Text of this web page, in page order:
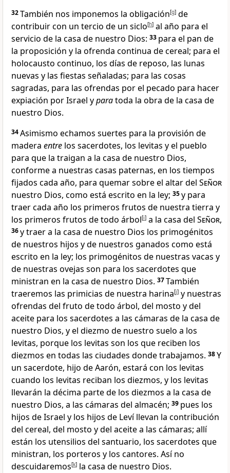
32También nos imponemos la obligación[g] de
contribuir con un tercio de un siclo[h] al año para el
servicio de la casa de nuestro Dios: 33 para el pan de
la proposición y la ofrenda continua de cereal; para el
holocausto continuo, los días de reposo, las lunas
nuevas y las fiestas señaladas; para las cosas
sagradas, para las ofrendas por el pecado para hacer
expiación por Israel yparatoda la obra de la casa de
nuestro Dios.
34Asimismo echamos suertes para la provisión de
madera entre los sacerdotes, los levitas y el pueblo
para que la traigan a la casa de nuestro Dios,
conforme a nuestras casas paternas, en los tiempos
fijados cada año, para quemar sobre el altar del Señor
nuestro Dios, como está escrito en la ley; 35y para
traer cada año los primeros frutos de nuestra tierra y
los primeros frutos de todo árbol[i] a la casa del Señor,
36y traer a la casa de nuestro Dios los primogénitos
de nuestros hijos y de nuestros ganados como está
escrito en la ley; los primogénitos de nuestras vacas y
de nuestras ovejas son para los sacerdotes que
ministran en la casa de nuestro Dios. 37También
traeremos las primicias de nuestra harina[j] y nuestras
ofrendas del fruto de todo árbol, del mosto y del
aceite para los sacerdotes a las cámaras de la casa de
nuestro Dios, y el diezmo de nuestro suelo a los
levitas, porque los levitas son los que reciben los
diezmos en todas las ciudades donde trabajamos. 38Y
un sacerdote, hijo de Aarón, estará con los levitas
cuando los levitas reciban los diezmos, y los levitas
llevarán la décima parte de los diezmos a la casa de
nuestro Dios, a las cámaras del almacén; 39 pues los
hijos de Israel y los hijos de Leví llevan la contribución
del cereal, del mosto y del aceite a las cámaras; allí
están los utensilios del santuario, los sacerdotes que
ministran, los porteros y los cantores. Así no
descuidaremos[k] la casa de nuestro Dios.